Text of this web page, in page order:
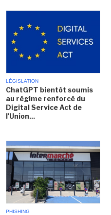
LÉGISLATION
ChatGPT bientôt soumis
au régime renforcé du
Digital Service Act de
l'Union...
PHISHING